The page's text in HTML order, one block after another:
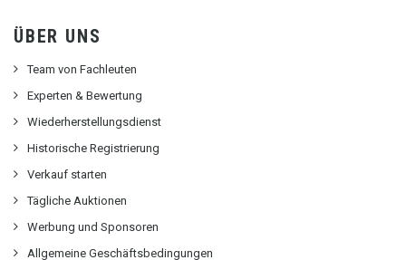
ÜBER UNS
Team von Fachleuten
Experten & Bewertung
Wiederherstellungsdienst
Historische Registrierung
Verkauf starten
Tägliche Auktionen
Werbung und Sponsoren
Allgemeine Geschäftsbedingungen